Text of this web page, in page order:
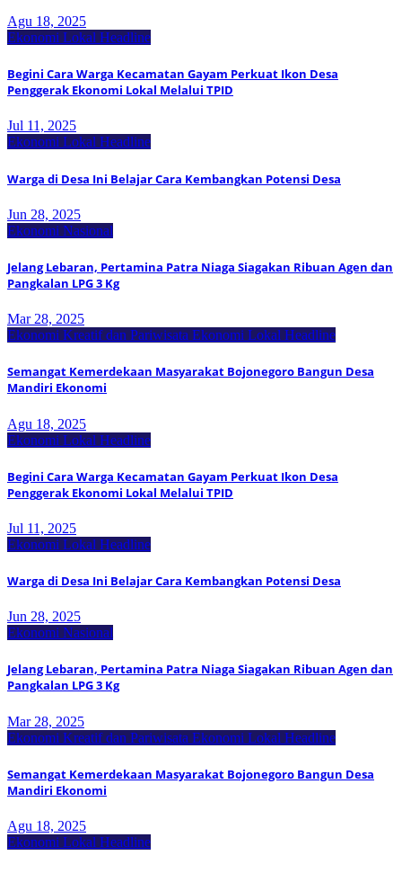
Agu 18, 2025
Ekonomi Lokal Headline
Begini Cara Warga Kecamatan Gayam Perkuat Ikon Desa
Penggerak Ekonomi Lokal Melalui TPID
Jul 11, 2025
Ekonomi Lokal Headline
Warga di Desa Ini Belajar Cara Kembangkan Potensi Desa
Jun 28, 2025
Ekonomi Nasional
Jelang Lebaran, Pertamina Patra Niaga Siagakan Ribuan Agen dan
Pangkalan LPG 3 Kg
Mar 28, 2025
Ekonomi Kreatif dan Pariwisata Ekonomi Lokal Headline
Semangat Kemerdekaan Masyarakat Bojonegoro Bangun Desa
Mandiri Ekonomi
Agu 18, 2025
Ekonomi Lokal Headline
Begini Cara Warga Kecamatan Gayam Perkuat Ikon Desa
Penggerak Ekonomi Lokal Melalui TPID
Jul 11, 2025
Ekonomi Lokal Headline
Warga di Desa Ini Belajar Cara Kembangkan Potensi Desa
Jun 28, 2025
Ekonomi Nasional
Jelang Lebaran, Pertamina Patra Niaga Siagakan Ribuan Agen dan
Pangkalan LPG 3 Kg
Mar 28, 2025
Ekonomi Kreatif dan Pariwisata Ekonomi Lokal Headline
Semangat Kemerdekaan Masyarakat Bojonegoro Bangun Desa
Mandiri Ekonomi
Agu 18, 2025
Ekonomi Lokal Headline